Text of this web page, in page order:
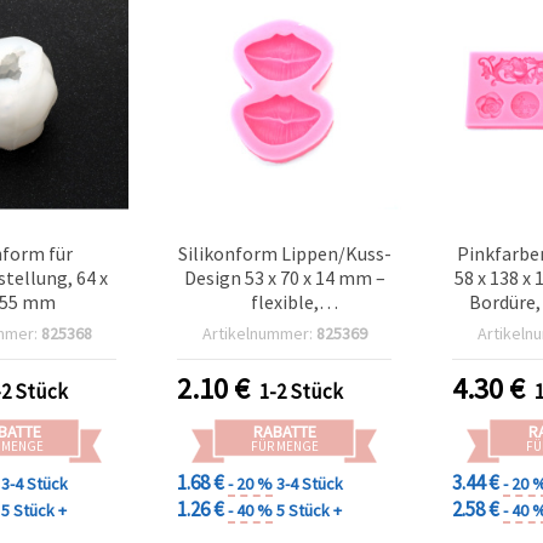
für
64 x
mm
825368
Stück
3-4 Stück
5 Stück +
Silikonform Lippen/Kuss-
Design 53 x 70 x 14 mm –
flexible,
wiederverwendbare
Resin/Epoxidharz, UV-
Harz, Polymer-Knete &
Seife, DIY-Basteln
Artikelnummer: 825369
2.10€ 1-2 Stück
RABATTE
FÜR MENGE
1.68 €- 20 %3-4 Stück
1.26 €- 40 %5 Stück +
58 x 138 x
für
4.30€
3.44 €- 20
2.58 €- 40